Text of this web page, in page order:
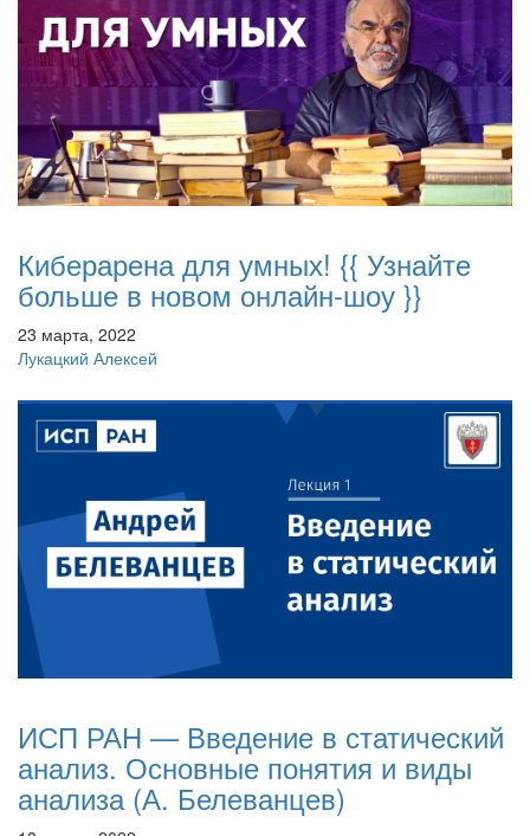
Киберарена для умных! {{ Узнайте
больше в новом онлайн-шоу }}
23 марта, 2022
Лукацкий Алексей
ИСП РАН — Введение в статический
анализ. Основные понятия и виды
анализа (А. Белеванцев)